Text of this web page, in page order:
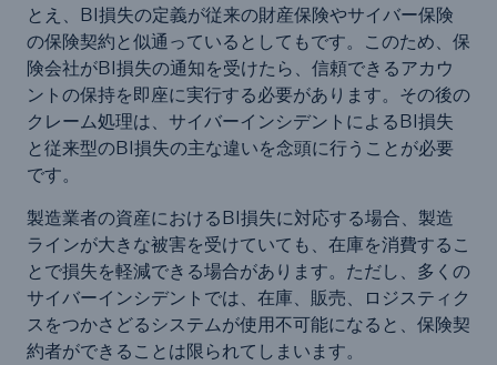
とえ、BI損失の定義が従来の財産保険やサイバー保険
の保険契約と似通っているとしてもです。このため、保
険会社がBI損失の通知を受けたら、信頼できるアカウ
ントの保持を即座に実行する必要があります。その後の
クレーム処理は、サイバーインシデントによるBI損失
と従来型のBI損失の主な違いを念頭に行うことが必要
です。
製造業者の資産におけるBI損失に対応する場合、製造
ラインが大きな被害を受けていても、在庫を消費するこ
とで損失を軽減できる場合があります。ただし、多くの
サイバーインシデントでは、在庫、販売、ロジスティク
スをつかさどるシステムが使用不可能になると、保険契
約者ができることは限られてしまいます。